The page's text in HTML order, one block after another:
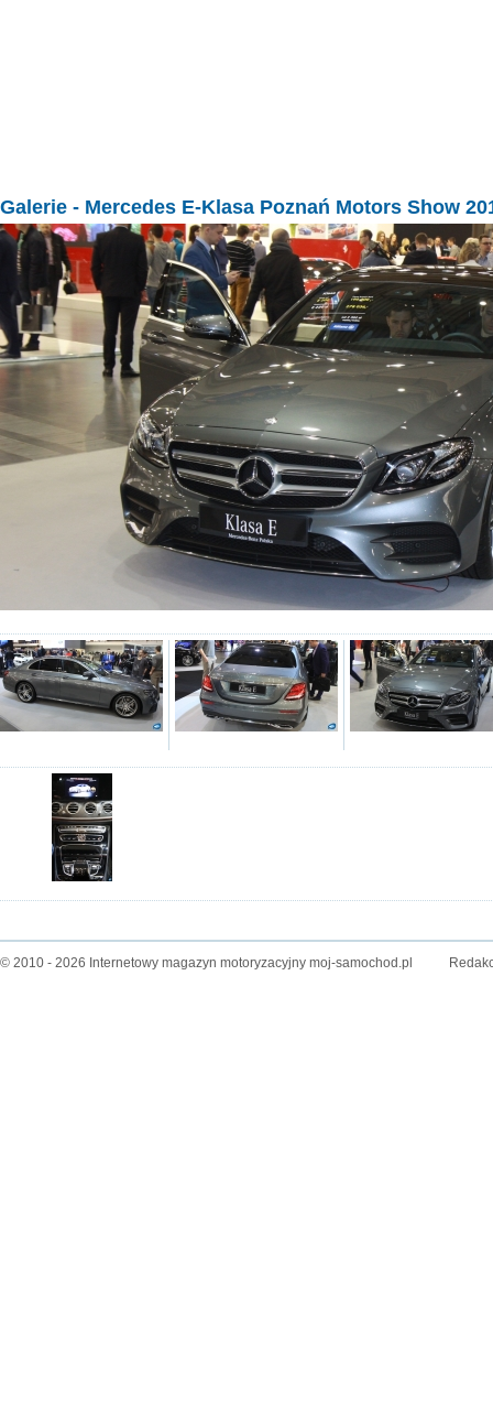
Galerie - Mercedes E-Klasa Poznań Motors Show
© 2010 - 2026 Internetowy magazyn motoryzacyjny moj-samochod.pl